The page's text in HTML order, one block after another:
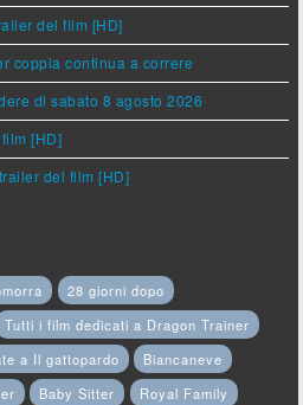
del film [HD]
coppia continua a correre
di sabato 8 agosto 2026
[HD]
del film [HD]
28 giorni dopo
Tutti i film dedicati a Dragon Trainer
a Il gattopardo
Biancaneve
Baby Sitter
Royal Family